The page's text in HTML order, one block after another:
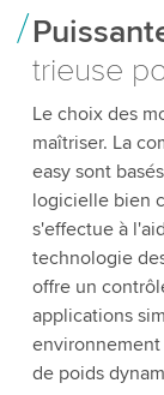
trieuse
Le choix des
maîtriser. La
easy sont
logicielle bien
s'effectue à
technologie
offre un
applications
de poids